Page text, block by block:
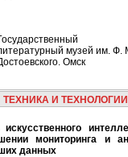
музей им. Ф.
Омск
ТЕХНИКА И ТЕХНОЛОГИИ
мониторинга и
данных